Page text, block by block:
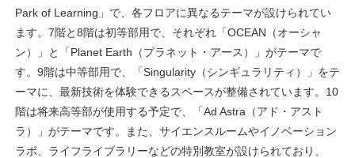
Park of Learning」で、各フロアに異なるテーマが設けられてい
ます。7階と8階は初等部用で、それぞれ「OCEAN（オーシャ
ン）」と「Planet Earth（プラネット・アース）」がテーマで
す。9階は中等部用で、「Singularity（シンギュラリティ）」をテ
ーマに、最新技術を体験できるスペースが整備されています。10
階は将来高等部が使用する予定で、「Ad Astra（アド・アスト
ラ）」がテーマです。また、サイエンスルームやイノベーション
ラボ、ライフライブラリーなどの特別教室が設けられており、